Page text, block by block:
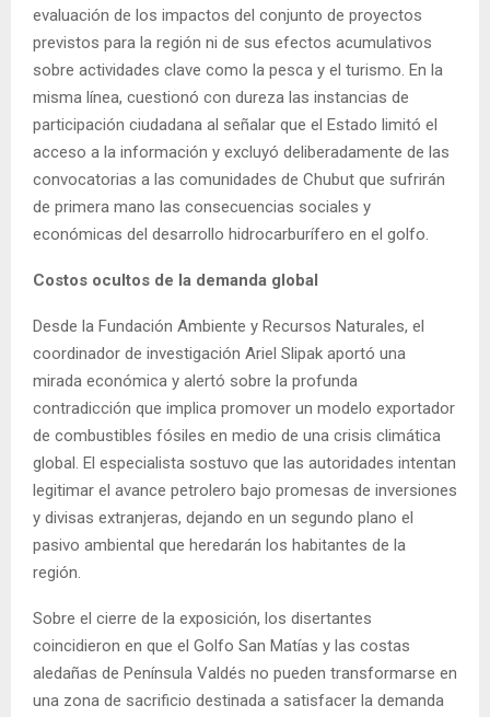
evaluación de los impactos del conjunto de proyectos
previstos para la región ni de sus efectos acumulativos
sobre actividades clave como la pesca y el turismo. En la
misma línea, cuestionó con dureza las instancias de
participación ciudadana al señalar que el Estado limitó el
acceso a la información y excluyó deliberadamente de las
convocatorias a las comunidades de Chubut que sufrirán
de primera mano las consecuencias sociales y
económicas del desarrollo hidrocarburífero en el golfo.
Costos ocultos de la demanda global
Desde la Fundación Ambiente y Recursos Naturales, el
coordinador de investigación Ariel Slipak aportó una
mirada económica y alertó sobre la profunda
contradicción que implica promover un modelo exportador
de combustibles fósiles en medio de una crisis climática
global. El especialista sostuvo que las autoridades intentan
legitimar el avance petrolero bajo promesas de inversiones
y divisas extranjeras, dejando en un segundo plano el
pasivo ambiental que heredarán los habitantes de la
región.
Sobre el cierre de la exposición, los disertantes
coincidieron en que el Golfo San Matías y las costas
aledañas de Península Valdés no pueden transformarse en
una zona de sacrificio destinada a satisfacer la demanda